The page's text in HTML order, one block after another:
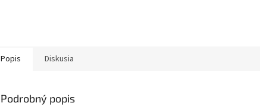
Popis Diskusia
Podrobný popis